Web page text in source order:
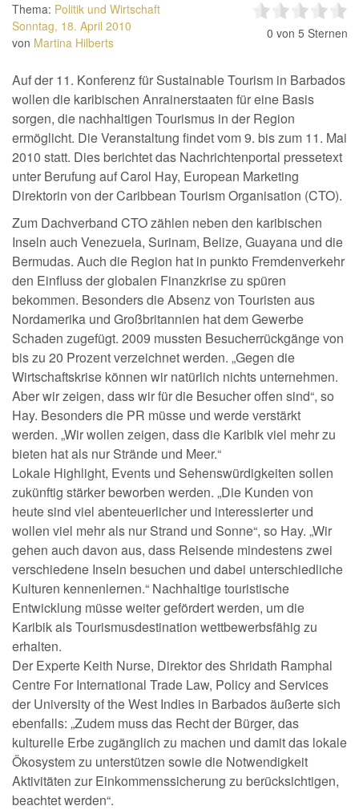
Thema: Politik und Wirtschaft
Sonntag, 18. April 2010
von Martina Hilberts
0 von 5 Sternen
Auf der 11. Konferenz für Sustainable Tourism in Barbados
wollen die karibischen Anrainerstaaten für eine Basis
sorgen, die nachhaltigen Tourismus in der Region
ermöglicht. Die Veranstaltung findet vom 9. bis zum 11. Mai
2010 statt. Dies berichtet das Nachrichtenportal pressetext
unter Berufung auf Carol Hay, European Marketing
Direktorin von der Caribbean Tourism Organisation (CTO).
Zum Dachverband CTO zählen neben den karibischen
Inseln auch Venezuela, Surinam, Belize, Guayana und die
Bermudas. Auch die Region hat in punkto Fremdenverkehr
den Einfluss der globalen Finanzkrise zu spüren
bekommen. Besonders die Absenz von Touristen aus
Nordamerika und Großbritannien hat dem Gewerbe
Schaden zugefügt. 2009 mussten Besucherrückgänge von
bis zu 20 Prozent verzeichnet werden. „Gegen die
Wirtschaftskrise können wir natürlich nichts unternehmen.
Aber wir zeigen, dass wir für die Besucher offen sind“, so
Hay. Besonders die PR müsse und werde verstärkt
werden. „Wir wollen zeigen, dass die Karibik viel mehr zu
bieten hat als nur Strände und Meer.“
Lokale Highlight, Events und Sehenswürdigkeiten sollen
zukünftig stärker beworben werden. „Die Kunden von
heute sind viel abenteuerlicher und interessierter und
wollen viel mehr als nur Strand und Sonne“, so Hay. „Wir
gehen auch davon aus, dass Reisende mindestens zwei
verschiedene Inseln besuchen und dabei unterschiedliche
Kulturen kennenlernen.“ Nachhaltige touristische
Entwicklung müsse weiter gefördert werden, um die
Karibik als Tourismusdestination wettbewerbsfähig zu
erhalten.
Der Experte Keith Nurse, Direktor des Shridath Ramphal
Centre For International Trade Law, Policy and Services
der University of the West Indies in Barbados äußerte sich
ebenfalls: „Zudem muss das Recht der Bürger, das
kulturelle Erbe zugänglich zu machen und damit das lokale
Ökosystem zu unterstützen sowie die Notwendigkeit
Aktivitäten zur Einkommenssicherung zu berücksichtigen,
beachtet werden“.